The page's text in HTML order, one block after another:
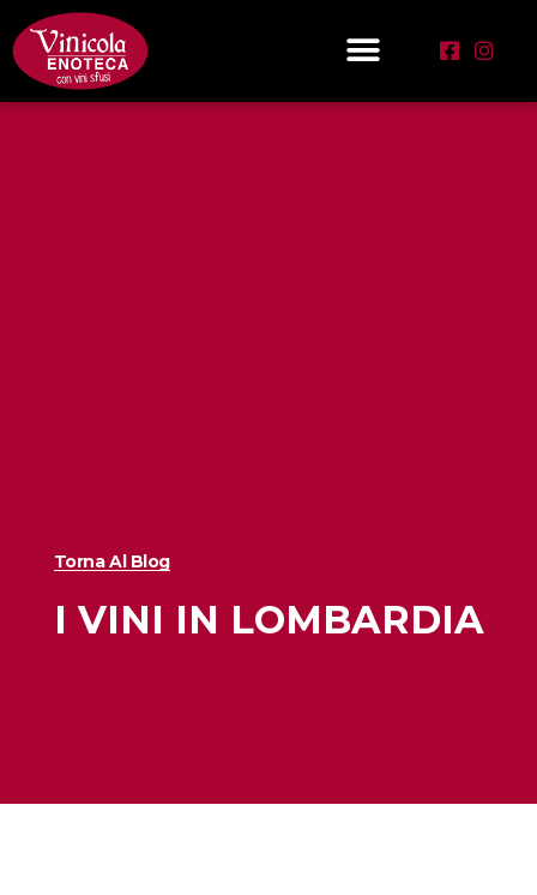
Torna Al Blog
I VINI IN LOMBARDIA